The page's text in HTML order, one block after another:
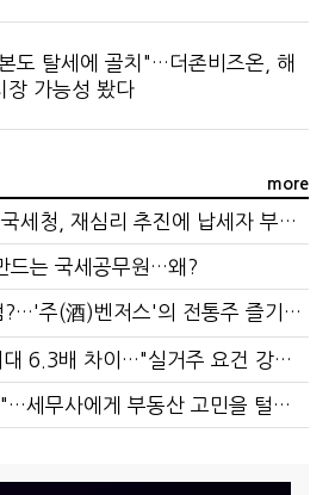
도 탈세에 골치"…더존비즈온, 해
장 가능성 봤다
more
심판원 결정 번복?…국세청, 재심리 추진에 납세자 부담 우려
드는 국세공무원…왜?
막걸리를 하이볼처럼?…'주(酒)벤저스'의 전통주 즐기는 법
1주택자도 양도세 최대 6.3배 차이…"실거주 요건 강화하자"
"어떤 건물을 팔까요"…세무사에게 부동산 고민을 털어놓는 이유